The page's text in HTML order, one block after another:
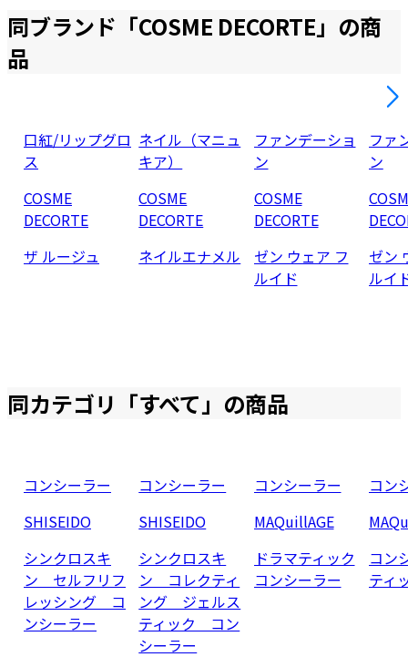
同ブランド「COSME DECORTE」の商
品
口紅/リップグロ
ス
COSME
DECORTE
ザ ルージュ
ネイル（マニュ
キア）
COSME
DECORTE
ネイルエナメル
ファンデーショ
ン
COSME
DECORTE
ゼン ウェア フ
ルイド
ファ
ン
ゼン
ルイ
同カテゴリ「すべて」の商品
コンシーラー
SHISEIDO
シンクロスキ
ン セルフリフ
レッシング コ
ンシーラー
コンシーラー
SHISEIDO
シンクロスキ
ン コレクティ
ング ジェルス
ティック コン
シーラー
コンシーラー
MAQuillAGE
ドラマティック
コンシーラー
コン
コン
ティ